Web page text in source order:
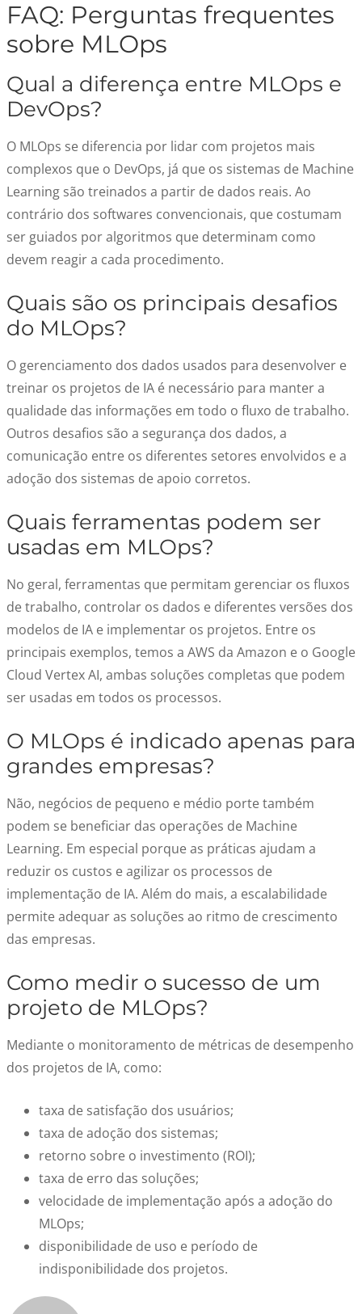
FAQ: Perguntas frequentes
sobre MLOps
Qual a diferença entre MLOps e
DevOps?
O MLOps se diferencia por lidar com projetos mais
complexos que o DevOps, já que os sistemas de Machine
Learning são treinados a partir de dados reais. Ao
contrário dos softwares convencionais, que costumam
ser guiados por algoritmos que determinam como
devem reagir a cada procedimento.
Quais são os principais desafios
do MLOps?
O gerenciamento dos dados usados para desenvolver e
treinar os projetos de IA é necessário para manter a
qualidade das informações em todo o fluxo de trabalho.
Outros desafios são a segurança dos dados, a
comunicação entre os diferentes setores envolvidos e a
adoção dos sistemas de apoio corretos.
Quais ferramentas podem ser
usadas em MLOps?
No geral, ferramentas que permitam gerenciar os fluxos
de trabalho, controlar os dados e diferentes versões dos
modelos de IA e implementar os projetos. Entre os
principais exemplos, temos a AWS da Amazon e o Google
Cloud Vertex AI, ambas soluções completas que podem
ser usadas em todos os processos.
O MLOps é indicado apenas para
grandes empresas?
Não, negócios de pequeno e médio porte também
podem se beneficiar das operações de Machine
Learning. Em especial porque as práticas ajudam a
reduzir os custos e agilizar os processos de
implementação de IA. Além do mais, a escalabilidade
permite adequar as soluções ao ritmo de crescimento
das empresas.
Como medir o sucesso de um
projeto de MLOps?
Mediante o monitoramento de métricas de desempenho
dos projetos de IA, como:
taxa de satisfação dos usuários;
taxa de adoção dos sistemas;
retorno sobre o investimento (ROI);
taxa de erro das soluções;
velocidade de implementação após a adoção do
MLOps;
disponibilidade de uso e período de
indisponibilidade dos projetos.